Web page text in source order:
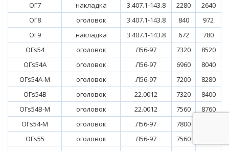
ОГ7
накладка 3.407.1-143.8 2280
2640
ОГ8
оголовок 3.407.1-143.8 840
972
ОГ9
накладка 3.407.1-143.8 672
780
ОГs54
оголовок Л56-97 7320
8520
ОГs54А
оголовок Л56-97 6960
8040
ОГs54А-М
оголовок Л56-97 7200
8280
ОГs54В
оголовок 22.0012 7320
8400
ОГs54В-М
оголовок 22.0012 7560
8760
ОГs54-М
оголовок Л56-97 7800
ОГs55
оголовок Л56-97 7560